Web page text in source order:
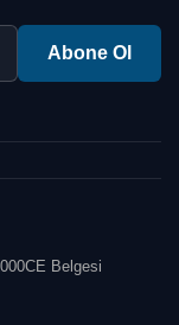
Abone Ol
CE Belgesi